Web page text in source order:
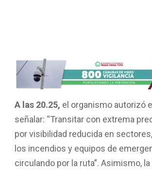
A las 20.25, el organismo autorizó
señalar: “Transitar con extrema
por visibilidad reducida en
los incendios y equipos de
circulando por la ruta”. Asimismo,